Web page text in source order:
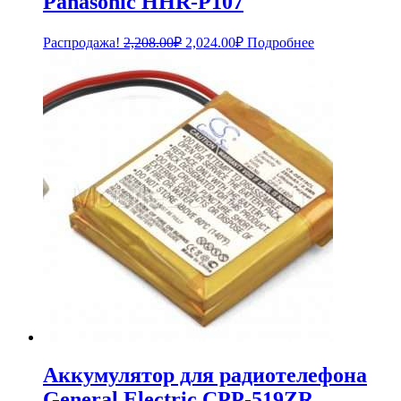
Распродажа! 2,208.00₽ Первоначальная
2,208.00₽.
2,024.00₽Текущая
цена:
Подробнее
Аккумулятор для радиотелефона